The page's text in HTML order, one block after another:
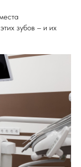
зубов – и их